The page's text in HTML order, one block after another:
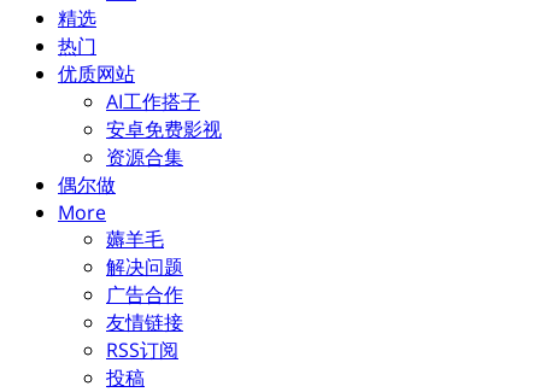
精选
热门
优质网站
AI工作搭子
安卓免费影视
资源合集
偶尔做
More
薅羊毛
解决问题
广告合作
友情链接
RSS订阅
投稿